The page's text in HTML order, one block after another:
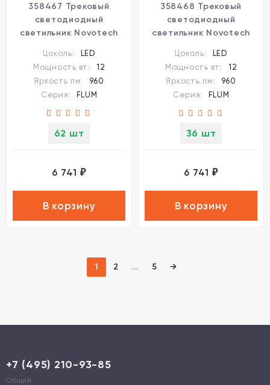
358467 Трековый
светодиодный
светильник Novotech
960Лм 24° 12W
Цоколь:
LED
Мощность вт:
12
Яркость лм:
960
Серия:
FLUM
62 шт
6 741 ₽
В корзину
358468 Трековый
светодиодный
светильник Novotech
960Лм 24° 12W
Цоколь:
LED
Мощность вт:
12
Яркость лм:
960
Серия:
FLUM
36 шт
6 741 ₽
В корзину
1 2 ... 5 →
+7 (495) 210-93-85
Общий